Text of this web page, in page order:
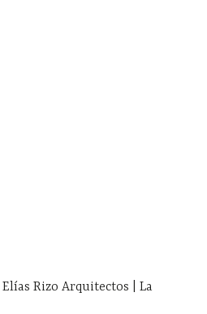
| Elías Rizo Arquitectos | La